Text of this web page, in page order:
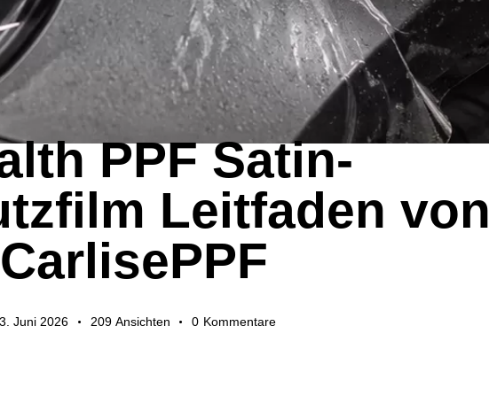
BRANCHENNEUIGKEITEN EXPORTLEITFÄDEN
PPF Satin-
Leitfaden von
CarlisePPF
Juni 2026 209 Ansichten 0 Kommentare